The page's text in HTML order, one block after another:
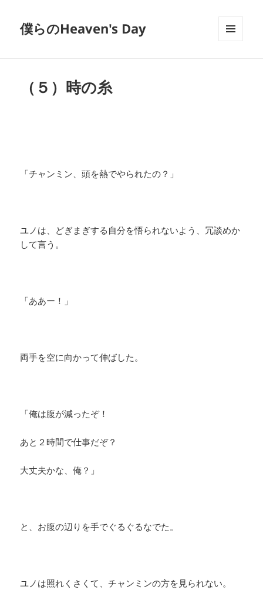
僕らのHeaven's Day
（５）時の糸
「チャンミン、頭を熱でやられたの？」
ユノは、どぎまぎする自分を悟られないよう、冗談めか
して言う。
「ああー！」
両手を空に向かって伸ばした。
「俺は腹が減ったぞ！
あと２時間で仕事だぞ？
大丈夫かな、俺？」
と、お腹の辺りを手でぐるぐるなでた。
ユノは照れくさくて、チャンミンの方を見られない。